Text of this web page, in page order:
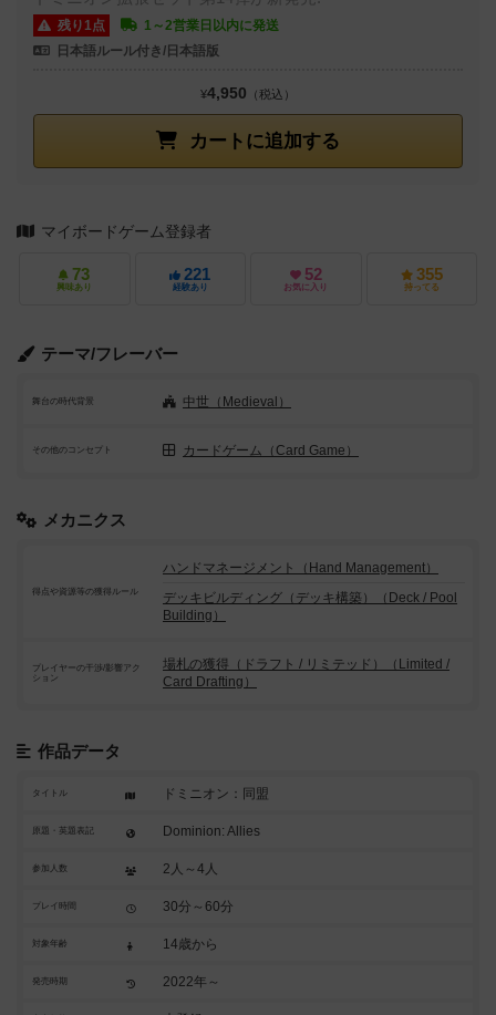
残り1点
1～2営業日以内に発送
日本語ルール付き/日本語版
カートに追加する
¥4,950 （税込）
マイボードゲーム登録者
73
興味あり
221
経験あり
52
お気に入り
355
持ってる
テーマ/フレーバー
舞台の時代背景 中世（Medieval）
その他のコンセプト カードゲーム（Card Game）
メカニクス
得点や資源等の獲得ルール
ハンドマネージメント（Hand Management）
デッキビルディング（デッキ構築）（Deck / Pool
Building）
プレイヤーの干渉/影響アク
ション
場札の獲得（ドラフト / リミテッド）（Limited /
Card Drafting）
作品データ
タイトル ドミニオン：同盟
原題・英題表記 Dominion: Allies
参加人数 2人～4人
プレイ時間 30分～60分
対象年齢 14歳から
発売時期 2022年～